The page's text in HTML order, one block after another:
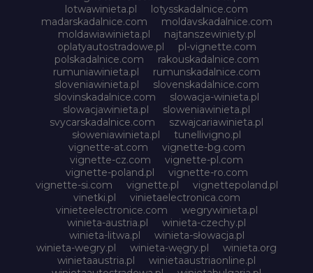
lotwawinieta.pl
lotysskadalnice.com
madarskadalnice.com
moldavskadalnice.com
moldawiawinieta.pl
najtanszewiniety.pl
oplatyautostradowe.pl
pl-vignette.com
polskadalnice.com
rakouskadalnice.com
rumuniawinieta.pl
rumunskadalnice.com
sloveniawinieta.pl
slovenskadalnice.com
slovinskadalnice.com
slowacja-winieta.pl
slowacjawinieta.pl
sloweniawinieta.pl
svycarskadalnice.com
szwajcariawinieta.pl
słoweniawinieta.pl
tunellivigno.pl
vignette-at.com
vignette-bg.com
vignette-cz.com
vignette-pl.com
vignette-poland.pl
vignette-ro.com
vignette-si.com
vignette.pl
vignettepoland.pl
vinetki.pl
vinietaelectronica.com
vinieteelectronice.com
wegrywinieta.pl
winieta-austria.pl
winieta-czechy.pl
winieta-litwa.pl
winieta-słowacja.pl
winieta-wegry.pl
winieta-węgry.pl
winieta.org
winietaaustria.pl
winietaaustriaonline.pl